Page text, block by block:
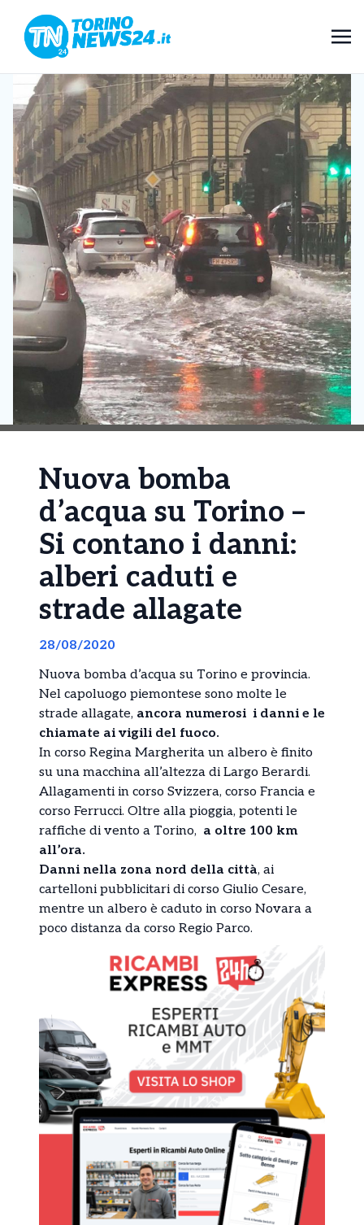
Nuova bomba
d’acqua su Torino –
Si contano i danni:
alberi caduti e
strade allagate
28/08/2020
Nuova bomba d’acqua su Torino e provincia.
Nel capoluogo piemontese sono molte le
strade allagate, ancora numerosi i danni e le
chiamate ai vigili del fuoco.
In corso Regina Margherita un albero è finito
su una macchina all’altezza di Largo Berardi.
Allagamenti in corso Svizzera, corso Francia e
corso Ferrucci. Oltre alla pioggia, potenti le
raffiche di vento a Torino, a oltre 100 km
all’ora.
Danni nella zona nord della città, ai
cartelloni pubblicitari di corso Giulio Cesare,
mentre un albero è caduto in corso Novara a
poco distanza da corso Regio Parco.